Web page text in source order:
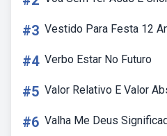
#3 Vestido Para Festa 12
#4 Verbo Estar No Futuro
#5 Valor Relativo E Valor
#6 Valha Me Deus